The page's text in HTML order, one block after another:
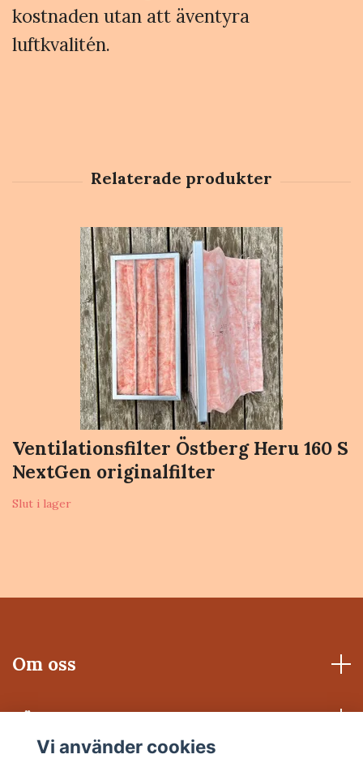
kostnaden utan att äventyra
luftkvalitén.
Ventilationsfilter Östberg Heru 160 S
NextGen originalfilter
Slut i lager
Om oss
Läs mer
Vi använder cookies